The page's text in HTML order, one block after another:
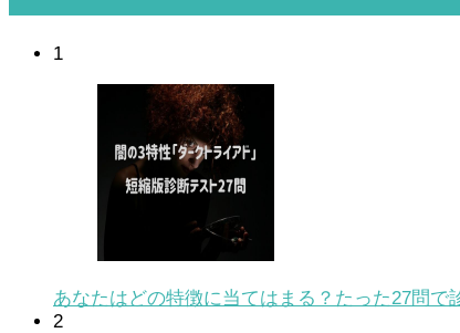
1
あなたはどの特徴に当てはまる？たった27問
2